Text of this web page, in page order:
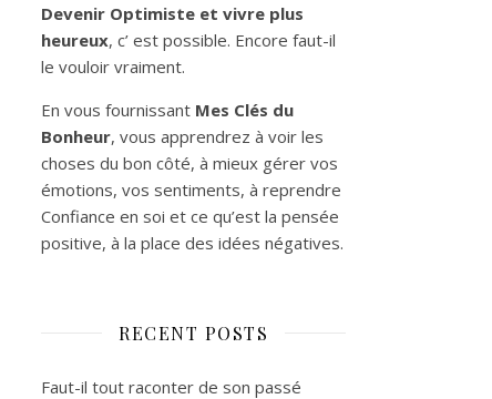
Devenir Optimiste et vivre plus
heureux, c’ est possible. Encore faut-il
le vouloir vraiment.
En vous fournissant Mes Clés du
Bonheur, vous apprendrez à voir les
choses du bon côté, à mieux gérer vos
émotions, vos sentiments, à reprendre
Confiance en soi et ce qu’est la pensée
positive, à la place des idées négatives.
RECENT POSTS
Faut-il tout raconter de son passé